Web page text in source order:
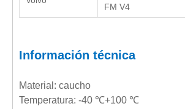
FM V4
Información técnica
Material: caucho
Temperatura: -40 ℃+100 ℃